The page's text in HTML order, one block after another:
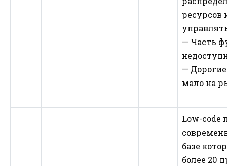
ресурсов
— Часть
—
мало на
Low-code
базе
более 20